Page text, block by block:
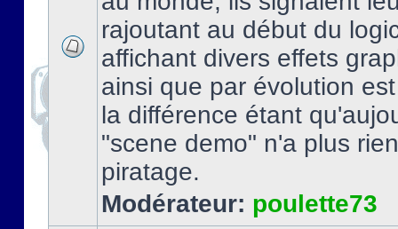
rajoutant au début du
affichant divers effets
ainsi que par évolution
la différence étant
"scene demo" n'a plus
piratage.
Modérateur: poulette73